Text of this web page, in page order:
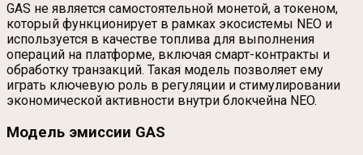
GAS не является самостоятельной монетой, а токеном,
который функционирует в рамках экосистемы NEO и
используется в качестве топлива для выполнения
операций на платформе, включая смарт-контракты и
обработку транзакций. Такая модель позволяет ему
играть ключевую роль в регуляции и стимулировании
экономической активности внутри блокчейна NEO.
Модель эмиссии GAS